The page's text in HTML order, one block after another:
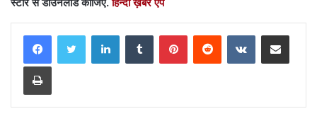
LinkedInTumblr PinterestReddit VKontakteShare via Email
Print